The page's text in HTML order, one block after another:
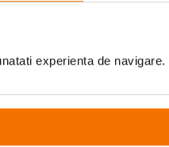
experienta de